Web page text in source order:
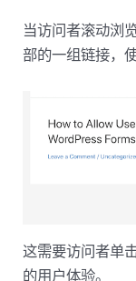
当访问者滚动浏
部的一组链接，
这需要访问者单
的用户体验。